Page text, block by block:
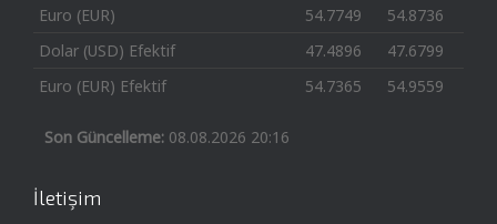
Euro (EUR)
54.7749
54.8736
Dolar (USD) Efektif
47.4896
47.6799
Euro (EUR) Efektif
54.7365 54.9559
Son Güncelleme: 08.08.2026 20:16
İletişim